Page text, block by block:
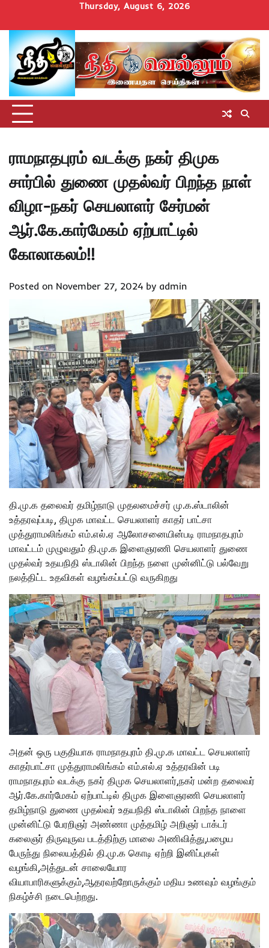
content
Thursday, August 6, 2026
Homeசெய்திகள்
தமிழ்நாடுமாவட்டச்செய்திகள்
அரசியல்ஆன்மிகம்
சட்டம்
அறிவோம்
சினிமாUncategorized
ராமநாதபுரம் வடக்கு நகர் திமுக
சார்பில் துணை முதல்வர் பிறந்த நாள்
விழா-நகர் செயலாளர் சேர்மன்
ஆர்.கே.கார்மேகம் ஏற்பாட்டில்
கோலாகலம்!!
Posted on November 27, 2024 by admin
தி.மு.க தலைவர் தமிழ்நாடு முதலமைச்சர் மு.க.ஸ்டாலின்
உத்தரவுப்படி, திமுக மாவட்ட செயலாளர் காதர் பாட்சா
முத்துராமலிங்கம் எம்.எல்.ஏ ஆலோசனையின்படி ராமநாதபுரம்
மாவட்டம் முழுவதும் தி.மு.க இளைஞரணி செயலாளர் துணை
முதல்வர் உதயநிதி ஸ்டாலின் பிறந்த நளை முன்னிட்டு பல்வேறு
நலத்திட்ட உதவிகள் வழங்கப்பட்டு வருகிறது
அதன் ஒரு பகுதியாக ராமநாதபுரம் தி.மு.க மாவட்ட செயலாளர்
காதர்பாட்சா முத்துராமலிங்கம் எம்.எல்‌.ஏ உத்தரவின் படி
ராமநாதபுரம் வடக்கு நகர் திமுக செயலாளர்,நகர் மன்ற தலைவர்
ஆர்.கே.கார்மேகம் ஏற்பாட்டில் திமுக இளைஞரணி செயலாளர்
தமிழ்நாடு துணை முதல்வர் உதயநிதி ஸ்டாலின் பிறந்த நாளை
முன்னிட்டு பேரறிஞர் அண்ணா முத்தமிழ் அறிஞர் டாக்டர்
கலைஞர் திருவுருவ படத்திற்கு மாலை அணிவித்து,பழைய
பேருந்து நிலையத்தில் தி.மு.க கொடி ஏற்றி இனிப்புகள்
வழங்கி,அத்துடன் சாலையோர
வியாபாரிகளுக்கும்,ஆதரவற்றோருக்கும் மதிய உணவும் வழங்கும்
நிகழ்ச்சி நடைபெற்றது.